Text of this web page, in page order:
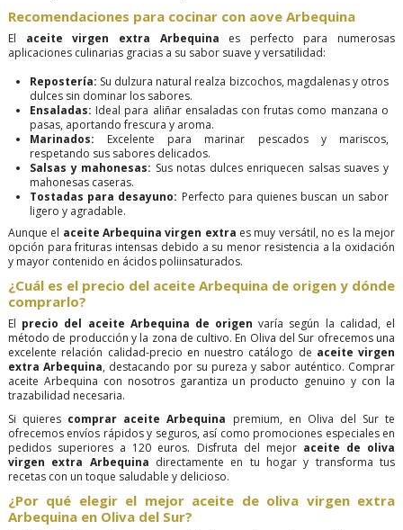
Recomendaciones para cocinar con aove Arbequina
El aceite virgen extra Arbequina es perfecto para numerosas
aplicaciones culinarias gracias a su sabor suave y versatilidad:
Repostería: Su dulzura natural realza bizcochos, magdalenas y otros
dulces sin dominar los sabores.
Ensaladas: Ideal para aliñar ensaladas con frutas como manzana o
pasas, aportando frescura y aroma.
Marinados: Excelente para marinar pescados y mariscos,
respetando sus sabores delicados.
Salsas y mahonesas: Sus notas dulces enriquecen salsas suaves y
mahonesas caseras.
Tostadas para desayuno: Perfecto para quienes buscan un sabor
ligero y agradable.
Aunque el aceite Arbequina virgen extra es muy versátil, no es la mejor
opción para frituras intensas debido a su menor resistencia a la oxidación
y mayor contenido en ácidos poliinsaturados.
¿Cuál es el precio del aceite Arbequina de origen y dónde
comprarlo?
El precio del aceite Arbequina de origen varía según la calidad, el
método de producción y la zona de cultivo. En Oliva del Sur ofrecemos una
excelente relación calidad-precio en nuestro catálogo de aceite virgen
extra Arbequina, destacando por su pureza y sabor auténtico. Comprar
aceite Arbequina con nosotros garantiza un producto genuino y con la
trazabilidad necesaria.
Si quieres comprar aceite Arbequina premium, en Oliva del Sur te
ofrecemos envíos rápidos y seguros, así como promociones especiales en
pedidos superiores a 120 euros. Disfruta del mejor aceite de oliva
virgen extra Arbequina directamente en tu hogar y transforma tus
recetas con un toque saludable y delicioso.
¿Por qué elegir el mejor aceite de oliva virgen extra
Arbequina en Oliva del Sur?